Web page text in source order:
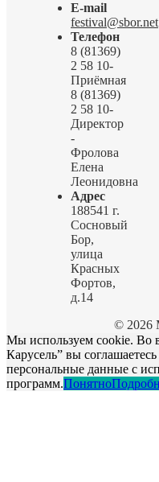
E-mail
festival@sbor.net
Телефон
8 (81369)
2 58 10-
Приёмная
8 (81369)
2 58 10-
Директор
-
Фролова
Елена
Леонидовна
Адрес
188541 г.
Сосновый
Бор,
улица
Красных
Фортов,
д.14
© 2026
Мы используем cookie. Во
Карусель” вы
персональные данные с
программ.Понятно